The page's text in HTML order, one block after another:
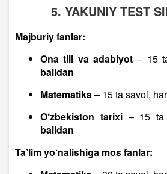
5. YAKUNIY TEST
Majburiy fanlar:
Ona tili va adabiyot– 15
balldan
Matematika– 15 ta savol,
O‘zbekiston tarixi– 15 ta
balldan
Ta’lim yo‘nalishiga mos fanlar: